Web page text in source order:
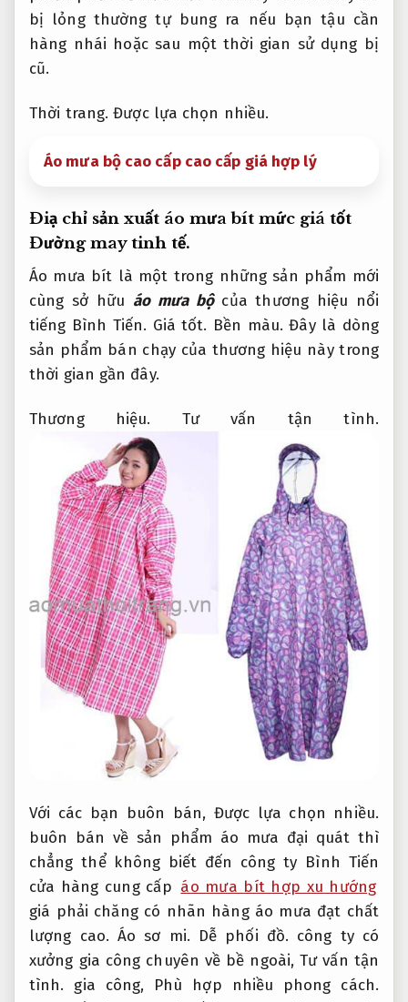
bị lỏng thường tự bung ra nếu bạn tậu cần
hàng nhái hoặc sau một thời gian sử dụng bị
cũ.
Thời trang. Được lựa chọn nhiều.
Áo mưa bộ cao cấp cao cấp giá hợp lý
Điạ chỉ sản xuất áo mưa bít mức giá tốt
Đường may tinh tế.
Áo mưa bít là một trong những sản phẩm mới
cùng sở hữu áo mưa bộcủa thương hiệu nổi
tiếng Bình Tiến. Giá tốt. Bền màu. Đây là dòng
sản phẩm bán chạy của thương hiệu này trong
thời gian gần đây.
Thương hiệu. Tư vấn tận tình.
Với các bạn buôn bán, Được lựa chọn nhiều.
buôn bán về sản phẩm áo mưa đại quát thì
chẳng thể không biết đến công ty Bình Tiến
cửa hàng cung cấp áo mưa bít hợp xu hướng
giá phải chăng có nhãn hàng áo mưa đạt chất
lượng cao.Áo sơ mi. Dễ phối đồ. công ty có
xưởng gia công chuyên về bề ngoài,Tư vấn tận
tình. gia công, Phù hợp nhiều phong cách.